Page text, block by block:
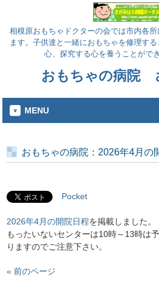
相模原おもちゃドクターの会では市内各
ます。子供達と一緒におもちゃを修理す
心、探究する心を養うことがで
おもちゃの病院
MENU
おもちゃの病院：2026年4月の
Pocket
2026年4月の開院日程を掲載しました。
もったいないセンターは10時～13時は
りますのでご注意下さい。
« 前のページ